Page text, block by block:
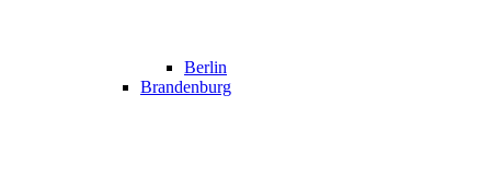
Berlin
Brandenburg